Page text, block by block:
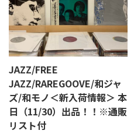
JAZZ/FREE
JAZZ/RAREGOOVE/和ジャ
ズ/和モノ＜新入荷情報＞ 本
日（11/30）出品！！※通販
リスト付